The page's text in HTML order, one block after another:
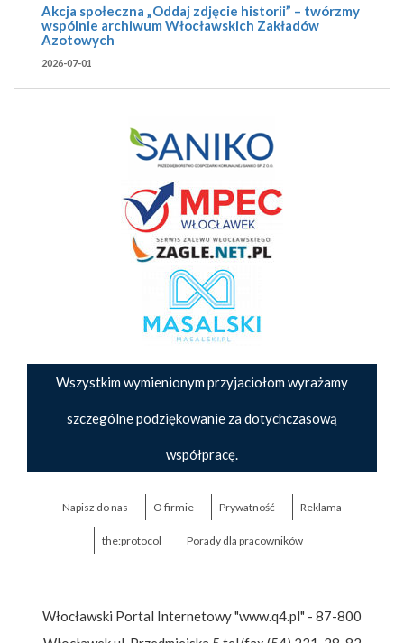
Akcja społeczna „Oddaj zdjęcie historii” – twórzmy
wspólnie archiwum Włocławskich Zakładów
Azotowych
2026-07-01
Wszystkim wymienionym przyjaciołom wyrażamy
szczególne podziękowanie za dotychczasową
współpracę.
Napisz do nas O firmie Prywatność Reklama
the:protocol Porady dla pracowników
Włocławski Portal Internetowy "www.q4.pl" - 87-800